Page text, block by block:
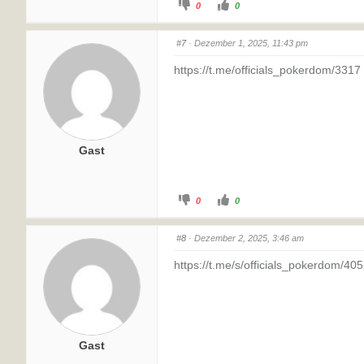
0 0
Gast
#7· Dezember 1, 2025, 11:43 pm
https://t.me/officials_pokerdom/3317
0 0
Gast
#8 · Dezember 2, 2025, 3:46 am
https://t.me/s/officials_pokerdom/